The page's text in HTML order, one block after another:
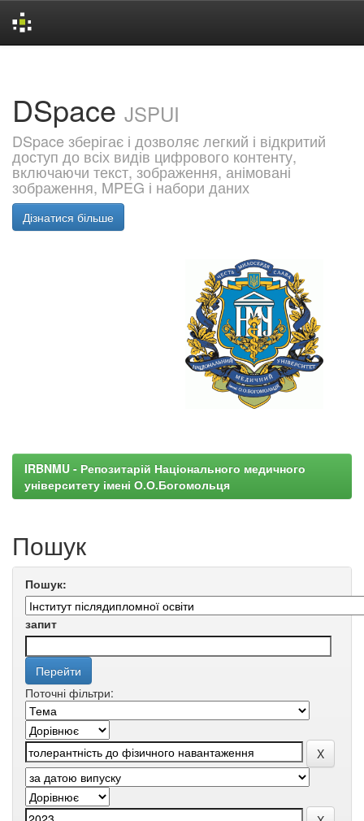
DSpace JSPUI
DSpace зберігає і дозволяє легкий і відкритий
доступ до всіх видів цифрового контенту,
включаючи текст, зображення, анімовані
зображення, MPEG і набори даних
Дізнатися більше
IRBNMU - Репозитарій Національного медичного
університету імені О.О.Богомольця
Пошук
Пошук:
запит
Поточні фільтри: